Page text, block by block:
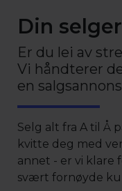
Din
Er du lei av
Vi håndterer
en
Selg alt fra A til Å
kvitte deg med
annet - er vi klare
svært fornøyde